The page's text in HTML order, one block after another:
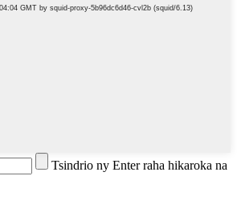
Tsindrio ny Enter raha hikaroka na